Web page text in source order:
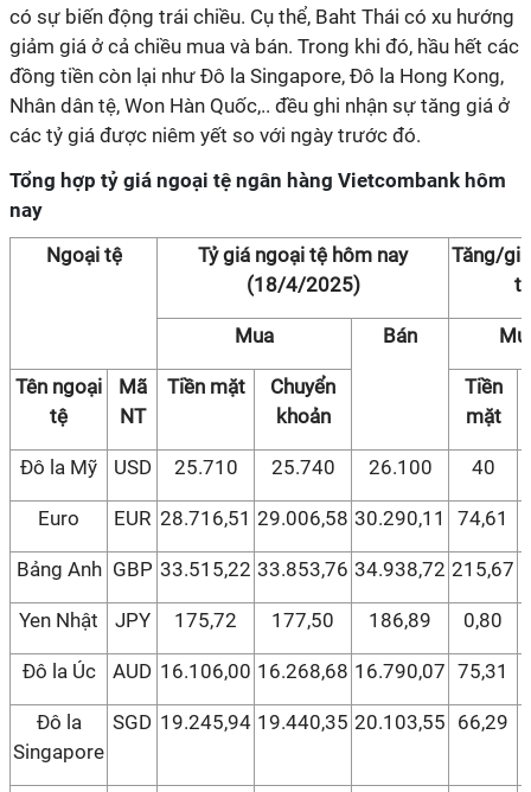
có sự biến động trái chiều. Cụ thể, Baht Thái có xu hướng
giảm giá ở cả chiều mua và bán. Trong khi đó, hầu hết các
đồng tiền còn lại như Đô la Singapore, Đô la Hong Kong,
Nhân dân tệ, Won Hàn Quốc,.. đều ghi nhận sự tăng giá ở
các tỷ giá được niêm yết so với ngày trước đó.
Tổng hợp tỷ giá ngoại tệ ngân hàng Vietcombank hôm
nay
Ngoại tệ
Tỷ giá ngoại tệ hôm nay
(18/4/2025)
Tăng/
Mua Bán
Tên ngoại
tệ
Mã
NT
Tiền mặt
Chuyển
khoản
Tiền
mặt
Đô la Mỹ USD 25.710 25.740 26.100 40
Euro EUR 28.716,51 29.006,58 30.290,11 74,61
Bảng Anh GBP 33.515,22 33.853,76 34.938,72 215,67
Yen Nhật JPY 175,72 177,50 186,89 0,80
Đô la Úc AUD 16.106,00 16.268,68 16.790,07 75,31
Đô la
Singapore
SGD 19.245,94 19.440,35 20.103,55 66,29